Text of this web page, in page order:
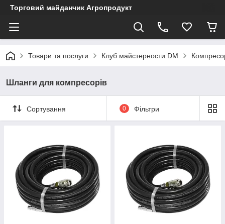
Торговий майданчик Агропродукт
Товари та послуги Клуб майстерности DM
Шланги для компресорів
Сортування 0 Фільтри